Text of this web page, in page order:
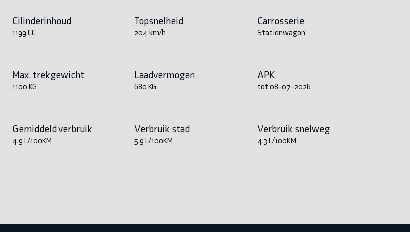
Cilinderinhoud
1199 CC
Topsnelheid
204 km/h
Carrosserie
Stationwagon
Max. trekgewicht
1100 KG
Laadvermogen
680 KG
APK
tot 08-07-2026
Gemiddeld verbruik
4.9 L/100KM
Verbruik stad
5.9 L/100KM
Verbruik snelweg
4.3 L/100KM